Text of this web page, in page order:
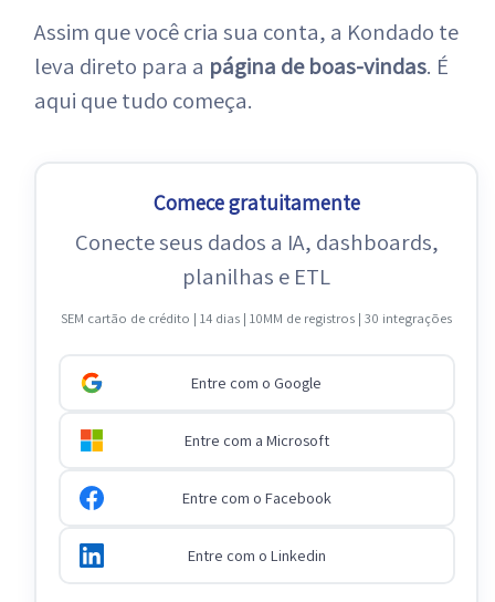
Assim que você cria sua conta, a Kondado te
leva direto para a página de boas-vindas. É
aqui que tudo começa.
Comece gratuitamente
Conecte seus dados a IA, dashboards,
planilhas e ETL
SEM cartão de crédito | 14 dias | 10MM de registros | 30 integrações
Entre com o Google
Entre com a Microsoft
Entre com o Facebook
Entre com o Linkedin